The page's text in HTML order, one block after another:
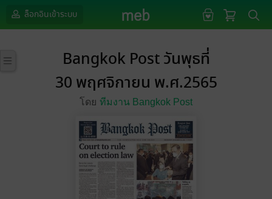
ล็อกอินเข้าระบบ
Bangkok Post วันพุธที่
30 พฤศจิกายน พ.ศ.2565
โดย ทีมงาน Bangkok Post